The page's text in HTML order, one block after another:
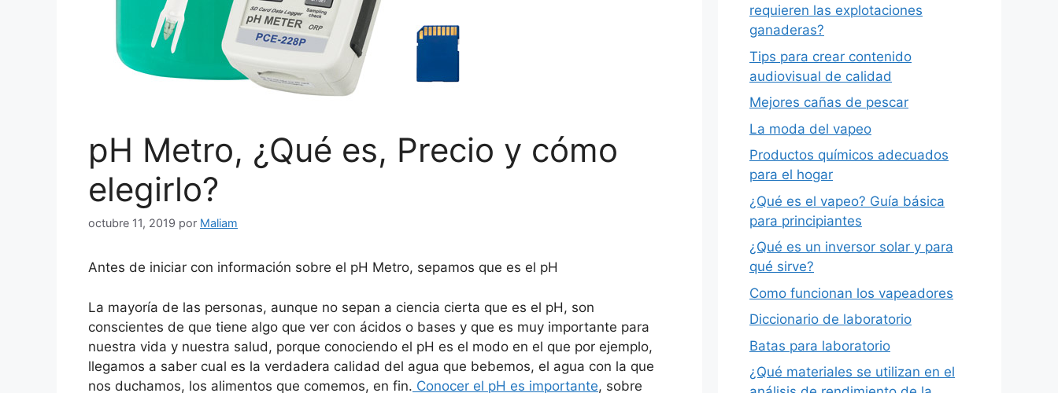
pH Metro, ¿Qué es, Precio y cómo
elegirlo?
octubre 11, 2019 por Maliam
Antes de iniciar con información sobre el pH Metro, sepamos que es el pH
La mayoría de las personas, aunque no sepan a ciencia cierta que es el pH, son
conscientes de que tiene algo que ver con ácidos o bases y que es muy importante para
nuestra vida y nuestra salud, porque conociendo el pH es el modo en el que por ejemplo,
llegamos a saber cual es la verdadera calidad del agua que bebemos, el agua con la que
nos duchamos, los alimentos que comemos, en fin. Conocer el pH es importante, sobre
requieren las explotaciones
ganaderas?
Tips para crear contenido
audiovisual de calidad
Mejores cañas de pescar
La moda del vapeo
Productos químicos adecuados
para el hogar
¿Qué es el vapeo? Guía básica
para principiantes
¿Qué es un inversor solar y para
qué sirve?
Como funcionan los vapeadores
Diccionario de laboratorio
Batas para laboratorio
¿Qué materiales se utilizan en el